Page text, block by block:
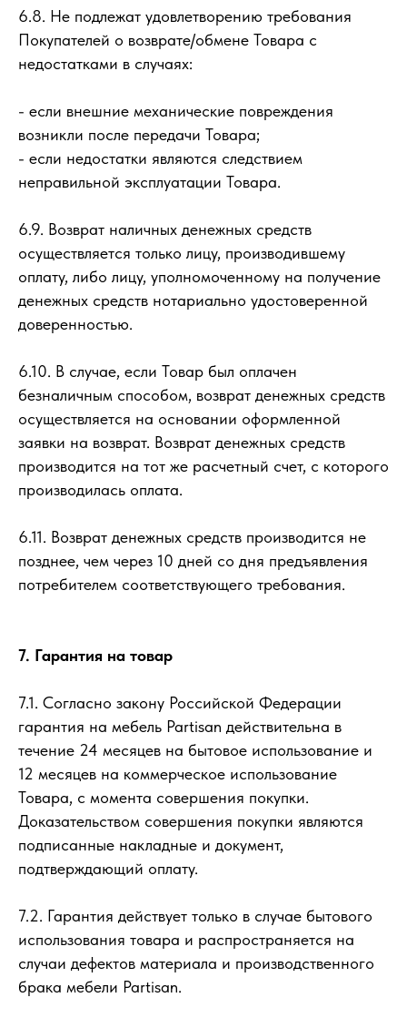
6.8. Не подлежат удовлетворению требования
Покупателей о возврате/обмене Товара с
недостатками в случаях:
- если внешние механические повреждения
возникли после передачи Товара;
- если недостатки являются следствием
неправильной эксплуатации Товара.
6.9. Возврат наличных денежных средств
осуществляется только лицу, производившему
оплату, либо лицу, уполномоченному на получение
денежных средств нотариально удостоверенной
доверенностью.
6.10. В случае, если Товар был оплачен
безналичным способом, возврат денежных средств
осуществляется на основании оформленной
заявки на возврат. Возврат денежных средств
производится на тот же расчетный счет, с которого
производилась оплата.
6.11. Возврат денежных средств производится не
позднее, чем через 10 дней со дня предъявления
потребителем соответствующего требования.
7. Гарантия на товар
7.1. Согласно закону Российской Федерации
гарантия на мебель Partisan действительна в
течение 24 месяцев на бытовое использование и
12 месяцев на коммерческое использование
Товара, с момента совершения покупки.
Доказательством совершения покупки являются
подписанные накладные и документ,
подтверждающий оплату.
7.2. Гарантия действует только в случае бытового
использования товара и распространяется на
случаи дефектов материала и производственного
брака мебели Partisan.